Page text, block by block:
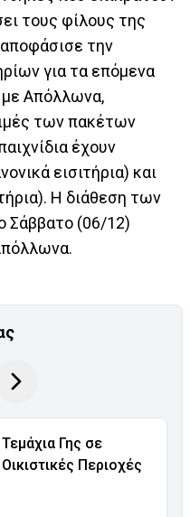
τους φίλους της
την
για τα επόμενα
με Απόλλωνα,
των πακέτων
έχουν
εισιτήρια) και
Η διάθεση των
Σάββατο (06/12)
Τεμάχια Γης σε
Οικιστικές Περιοχές